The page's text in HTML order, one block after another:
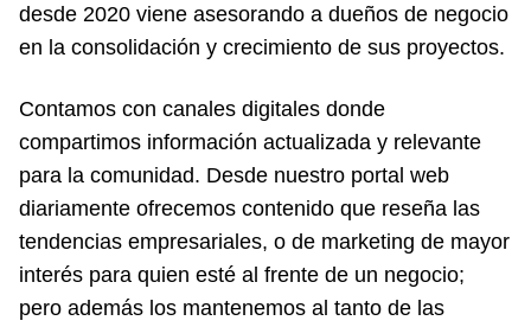
desde 2020 viene asesorando a dueños de negocio
en la consolidación y crecimiento de sus proyectos.
Contamos con canales digitales donde
compartimos información actualizada y relevante
para la comunidad. Desde nuestro portal web
diariamente ofrecemos contenido que reseña las
tendencias empresariales, o de marketing de mayor
interés para quien esté al frente de un negocio;
pero además los mantenemos al tanto de las